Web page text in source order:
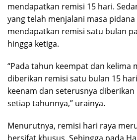
mendapatkan remisi 15 hari.
yang telah menjalani masa
mendapatkan remisi satu bulan
hingga ketiga.
“Pada tahun keempat dan kelima
diberikan remisi satu bulan 15
keenam dan seterusnya
setiap tahunnya,” urainya.
Menurutnya, remisi hari raya